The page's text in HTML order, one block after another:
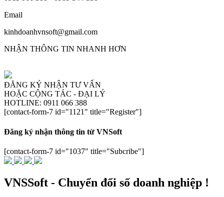
Email
kinhdoanhvnsoft@gmail.com
NHẬN THÔNG TIN NHANH HƠN
ĐĂNG KÝ NHẬN TƯ VẤN
HOẶC CỘNG TÁC - ĐẠI LÝ
HOTLINE: 0911 066 388
[contact-form-7 id="1121" title="Register"]
Đăng ký nhận thông tin từ VNSoft
[contact-form-7 id="1037" title="Subcribe"]
VNSSoft - Chuyển đổi số doanh nghiệp !